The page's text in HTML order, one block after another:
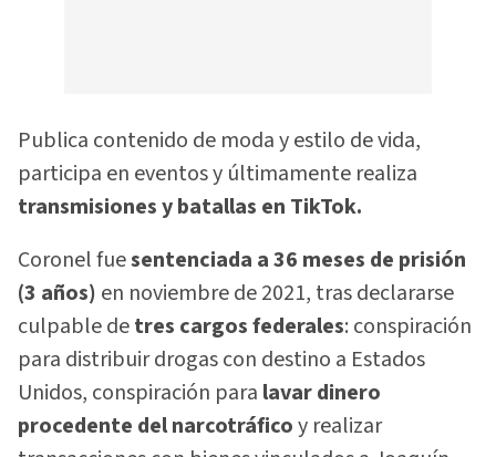
Publica contenido de moda y estilo de vida,
participa en eventos y últimamente realiza
transmisiones y batallas en TikTok.
Coronel fuesentenciada a 36 meses de prisión
(3 años) en noviembre de 2021, tras declararse
culpable detres cargos federales: conspiración
para distribuir drogas con destino a Estados
Unidos, conspiración para lavar dinero
procedente del narcotráficoy realizar